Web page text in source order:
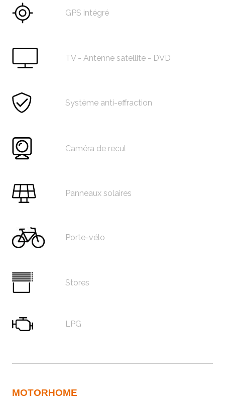
GPS intégré
TV - Antenne satellite - DVD
Système anti-effraction
Caméra de recul
Panneaux solaires
Porte-vélo
Stores
LPG
MOTORHOME